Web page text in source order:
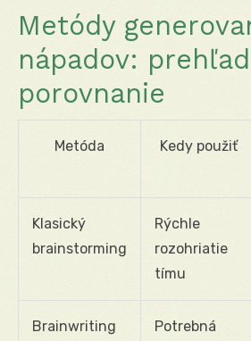
Metódy
nápadov:
porovnanie
Metóda Kedy použiť
Klasický
brainstorming
Rýchle
rozohriatie
tímu
Brainwriting
Potrebná